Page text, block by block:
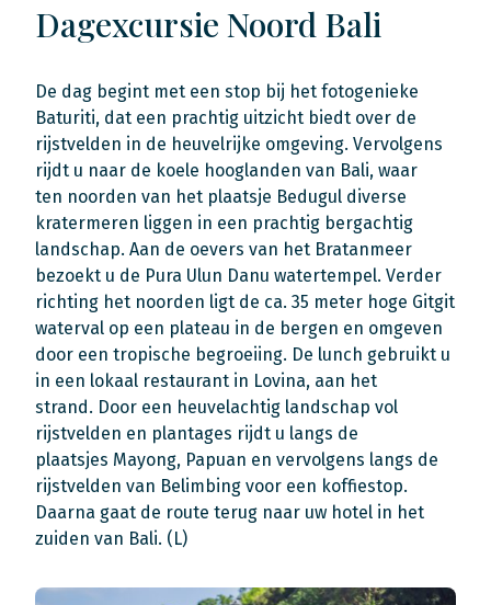
Dagexcursie Noord Bali
De dag begint met een stop bij het fotogenieke
Baturiti, dat een prachtig uitzicht biedt over de
rijstvelden in de heuvelrijke omgeving. Vervolgens
rijdt u naar de koele hooglanden van Bali, waar
ten noorden van het plaatsje Bedugul diverse
kratermeren liggen in een prachtig bergachtig
landschap. Aan de oevers van het Bratanmeer
bezoekt u de Pura Ulun Danu watertempel. Verder
richting het noorden ligt de ca. 35 meter hoge Gitgit
waterval op een plateau in de bergen en omgeven
door een tropische begroeiing. De lunch gebruikt u
in een lokaal restaurant in Lovina, aan het
strand. Door een heuvelachtig landschap vol
rijstvelden en plantages rijdt u langs de
plaatsjes Mayong, Papuan en vervolgens langs de
rijstvelden van Belimbing voor een koffiestop.
Daarna gaat de route terug naar uw hotel in het
zuiden van Bali. (L)